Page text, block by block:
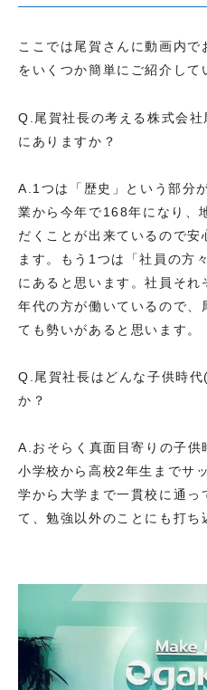
ここでは尾賀さんに動画内で
をいくつか簡単にご紹介して
Q.尾賀社長の考える株式会
にありますか？
A.1つは「歴史」という部分
業から今年で168年になり、
だくことが出来ているので
ます。もう1つは「社員の方
にあると思います。社員そ
年代の方が働いているので、
ても勢いがあると思います。
Q.尾賀社長はどんな子供時
か？
A.おそらく真面目寄りの子供
小学校から高校2年生までサ
学から大学まで一貫校に通っ
て、勉強以外のことにも打ち